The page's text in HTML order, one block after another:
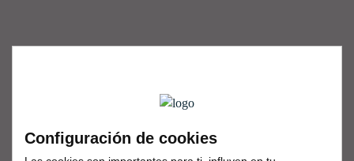
Configuración de cookies